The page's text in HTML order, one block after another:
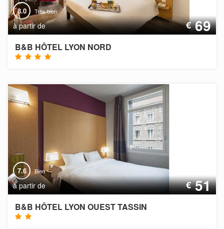
8.0 Très bien
à partir de €69
B&B HÔTEL LYON NORD
7.6 Bien
à partir de €51
B&B HÔTEL LYON OUEST TASSIN